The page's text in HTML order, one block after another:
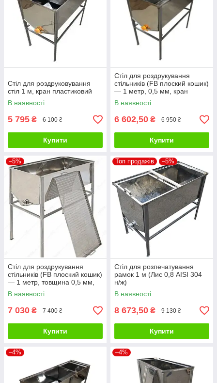
Стіл для роздруковування
стіл 1 м, кран пластиковий
В наявності
5 795 ₴ 6 100 ₴
Купити
Стіл для роздрукування
стільників (FB плоский кошик)
— 1 метр, 0,5 мм, кран
пластиковий
В наявності
6 602,50 ₴ 6 950 ₴
Купити
–5%
Стіл для роздрукування
стільників (FB плоский кошик)
— 1 метр, товщина 0,5 мм,
кран н/ж
В наявності
7 030 ₴ 7 400 ₴
Купити
Топ продажів –5%
Стіл для розпечатування
рамок 1 м (Лис 0,8 AISI 304
н/ж)
В наявності
8 673,50 ₴ 9 130 ₴
Купити
–4% –4%